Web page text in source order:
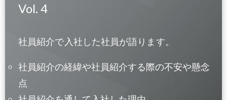
Vol. 4
社員紹介で入社した社員が語ります。
社員紹介の経緯や社員紹介する際の不安や懸念
点